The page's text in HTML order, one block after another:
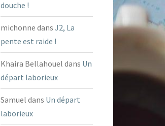
douche !
michonne dans J2, La
pente est raide !
Khaira Bellahouel dans Un
départ laborieux
Samuel dans Un départ
laborieux